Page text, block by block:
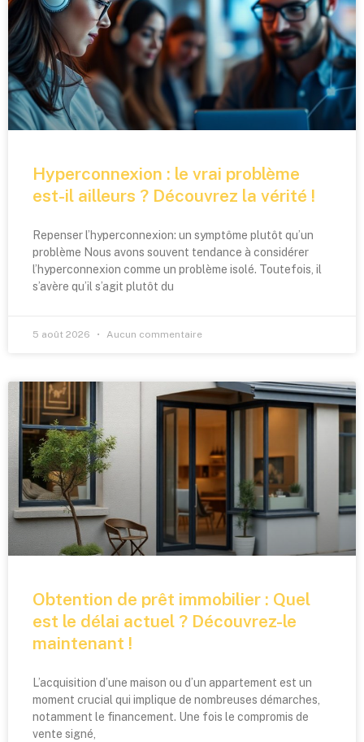
Hyperconnexion : le vrai problème
est-il ailleurs ? Découvrez la vérité !
Repenser l’hyperconnexion: un symptôme plutôt qu’un
problème Nous avons souvent tendance à considérer
l’hyperconnexion comme un problème isolé. Toutefois, il
s’avère qu’il s’agit plutôt du
5 août 2026 Aucun commentaire
Obtention de prêt immobilier : Quel
est le délai actuel ? Découvrez-le
maintenant !
L’acquisition d’une maison ou d’un appartement est un
moment crucial qui implique de nombreuses démarches,
notamment le financement. Une fois le compromis de
vente signé,